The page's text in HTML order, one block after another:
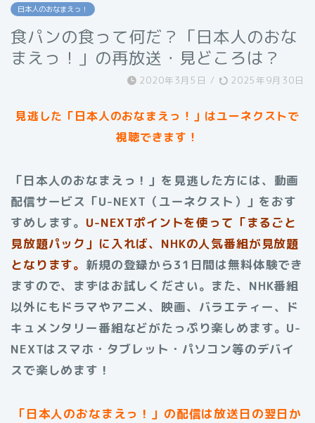
日本人のおなまえっ！
食パンの食って何だ？「日本人のおな
まえっ！」の再放送・見どころは？
2020年3月5日 / 2025年9月30日
見逃した「日本人のおなまえっ！」はユーネクストで
視聴できます！
「日本人のおなまえっ！」を見逃した方には、動画
配信サービス「U-NEXT（ユーネクスト）」をおす
すめします。 U-NEXTポイントを使って「まるごと
見放題パック」に入れば、NHKの人気番組が見放題
となります。 新規の登録から31日間は無料体験でき
ますので、まずはお試しください。また、NHK番組
以外にもドラマやアニメ、映画、バラエティー、ド
キュメンタリー番組などがたっぷり楽しめます。U-
NEXTはスマホ・タブレット・パソコン等のデバイ
スで楽しめます！
「日本人のおなまえっ！」の配信は放送日の翌日か